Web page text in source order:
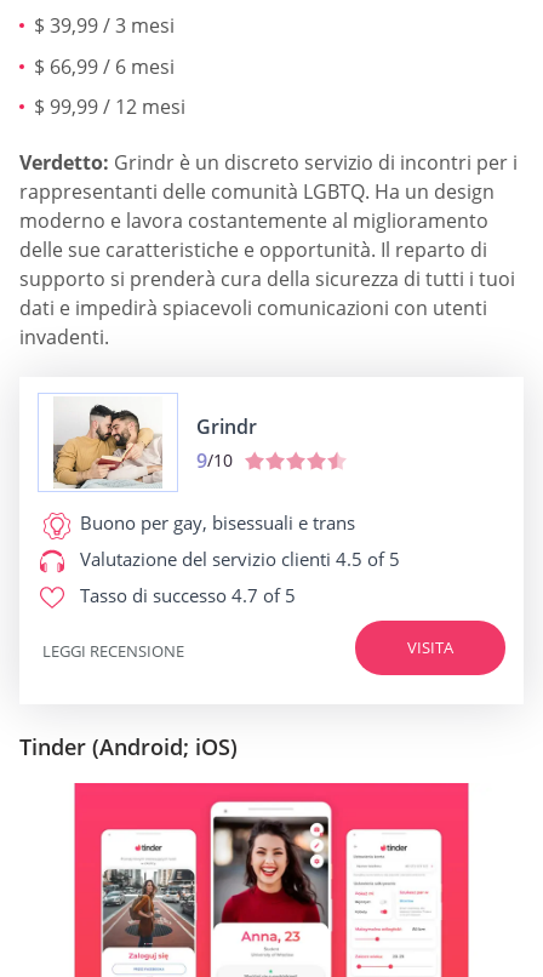
$ 39,99 / 3 mesi
$ 66,99 / 6 mesi
$ 99,99 / 12 mesi
Verdetto: Grindr è un discreto servizio di incontri per i
rappresentanti delle comunità LGBTQ. Ha un design
moderno e lavora costantemente al miglioramento
delle sue caratteristiche e opportunità. Il reparto di
supporto si prenderà cura della sicurezza di tutti i tuoi
dati e impedirà spiacevoli comunicazioni con utenti
invadenti.
Grindr
9/10
Buono per gay, bisessuali e trans
Valutazione del servizio clienti 4.5 of 5
Tasso di successo 4.7 of 5
VISITA
LEGGI RECENSIONE
Tinder (Android; iOS)